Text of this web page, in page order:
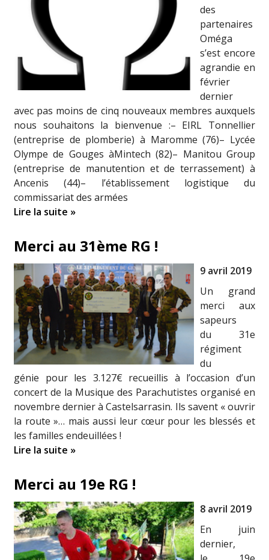
des
partenaires
Oméga
s’est encore
agrandie en
février
dernier
avec pas moins de cinq nouveaux membres auxquels
nous souhaitons la bienvenue :– EIRL Tonnellier
(entreprise de plomberie) à Maromme (76)– Lycée
Olympe de Gouges àMintech (82)– Manitou Group
(entreprise de manutention et de terrassement) à
Ancenis (44)– l’établissement logistique du
commissariat des armées
Lire la suite »
Merci au 31ème RG !
9 avril 2019
Un grand
merci aux
sapeurs
du 31e
régiment
du
génie pour les 3.127€ recueillis à l’occasion d’un
concert de la Musique des Parachutistes organisé en
novembre dernier à Castelsarrasin. Ils savent « ouvrir
la route »… mais aussi leur cœur pour les blessés et
les familles endeuillées !
Lire la suite »
Merci au 19e RG !
8 avril 2019
En juin
dernier,